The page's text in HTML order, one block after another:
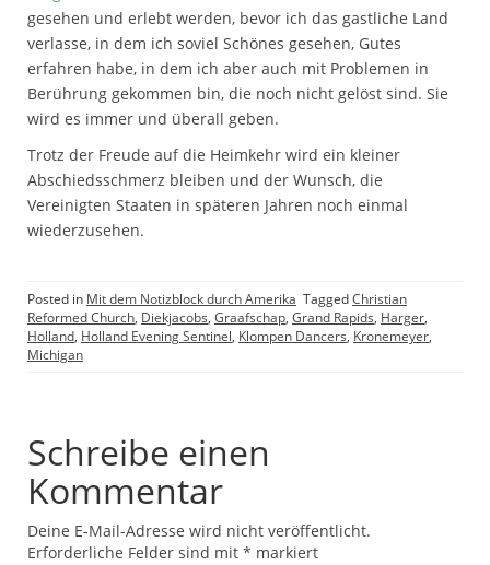
gesehen und erlebt werden, bevor ich das gastliche Land
verlasse, in dem ich soviel Schönes gesehen, Gutes
erfahren habe, in dem ich aber auch mit Problemen in
Berührung gekommen bin, die noch nicht gelöst sind. Sie
wird es immer und überall geben.
Trotz der Freude auf die Heimkehr wird ein kleiner
Abschiedsschmerz bleiben und der Wunsch, die
Vereinigten Staaten in späteren Jahren noch einmal
wiederzusehen.
Posted in Mit dem Notizblock durch Amerika TaggedChristian
Reformed Church, Diekjacobs, Graafschap, Grand Rapids, Harger,
Holland, Holland Evening Sentinel, Klompen Dancers, Kronemeyer,
Michigan
Schreibe einen
Kommentar
Deine E-Mail-Adresse wird nicht veröffentlicht.
Erforderliche Felder sind mit * markiert